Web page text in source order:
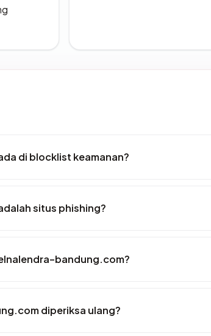
di blocklist keamanan?
situs phishing?
bandung.com?
diperiksa ulang?